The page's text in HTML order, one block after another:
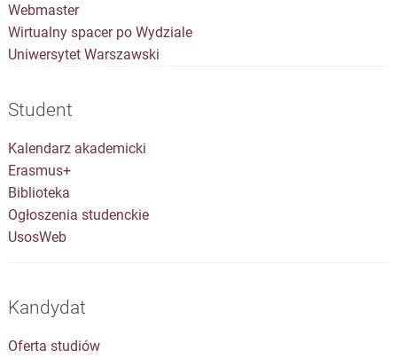
Webmaster
Wirtualny spacer po Wydziale
Uniwersytet Warszawski
Student
Kalendarz akademicki
Erasmus+
Biblioteka
Ogłoszenia studenckie
UsosWeb
Kandydat
Oferta studiów